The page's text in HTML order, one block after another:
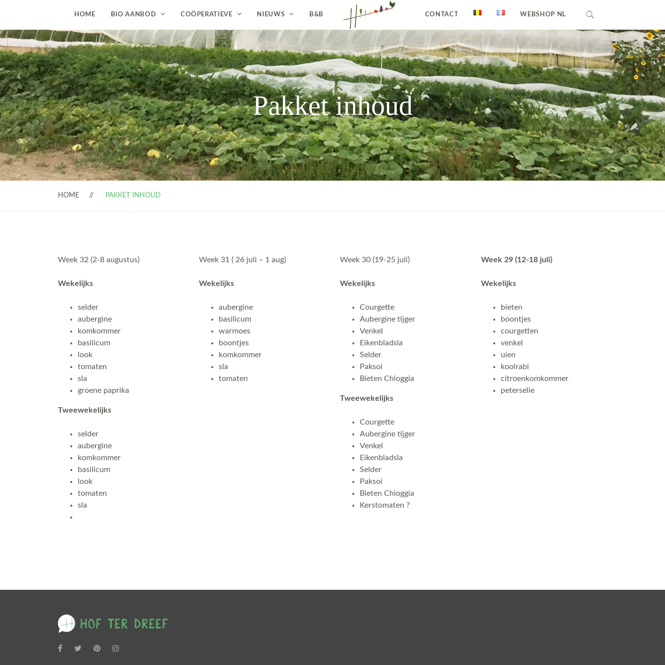
HOME BIO AANBOD COÖPERATIEVE NIEUWS B&B CONTACT WEBSHOP NL
Pakket inhoud
HOME PAKKET INHOUD
Week 32 (2-8 augustus)
Wekelijks
selder
aubergine
komkommer
basilicum
look
tomaten
sla
groene paprika
Tweewekelijks
selder
aubergine
komkommer
basilicum
look
tomaten
sla
Week 31 ( 26 juli – 1 aug)
Wekelijks
aubergine
basilicum
warmoes
boontjes
komkommer
sla
tomaten
Week 30 (19-25 juli)
Wekelijks
Courgette
Aubergine tijger
Venkel
Eikenbladsla
Selder
Paksoi
Bieten Chioggia
Tweewekelijks
Courgette
Aubergine tijger
Venkel
Eikenbladsla
Selder
Paksoi
Bieten Chioggia
Kerstomaten ?
Week 29 (12-18 juli)
Wekelijks
bieten
boontjes
courgetten
venkel
uien
koolrabi
citroenkomkommer
peterselie